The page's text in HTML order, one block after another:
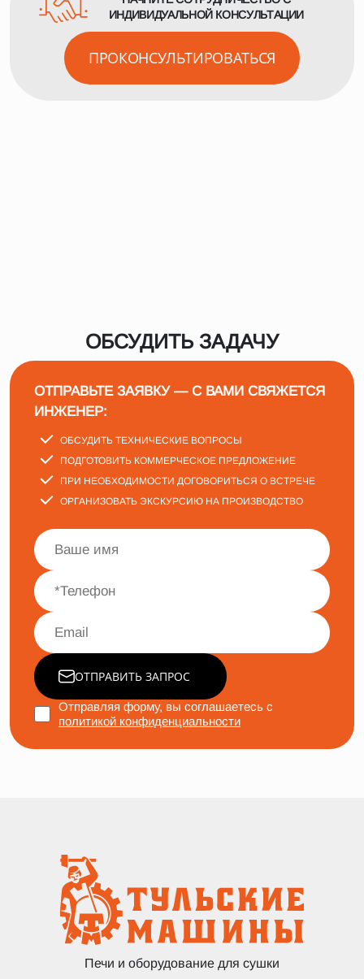
ИНДИВИДУАЛЬНОЙ КОНСУЛЬТАЦИИ
ПРОКОНСУЛЬТИРОВАТЬСЯ
ОБСУДИТЬ ЗАДАЧУ
ОТПРАВЬТЕ ЗАЯВКУ — С ВАМИ СВЯЖЕТСЯ
ИНЖЕНЕР:
ОБСУДИТЬ ТЕХНИЧЕСКИЕ ВОПРОСЫ
ПОДГОТОВИТЬ КОММЕРЧЕСКОЕ ПРЕДЛОЖЕНИЕ
ПРИ НЕОБХОДИМОСТИ ДОГОВОРИТЬСЯ О ВСТРЕЧЕ
ОРГАНИЗОВАТЬ ЭКСКУРСИЮ НА ПРОИЗВОДСТВО
ОТПРАВИТЬ ЗАПРОС
Отправляя форму, вы соглашаетесь с
политикой конфиденциальности
Печи и оборудование для сушки